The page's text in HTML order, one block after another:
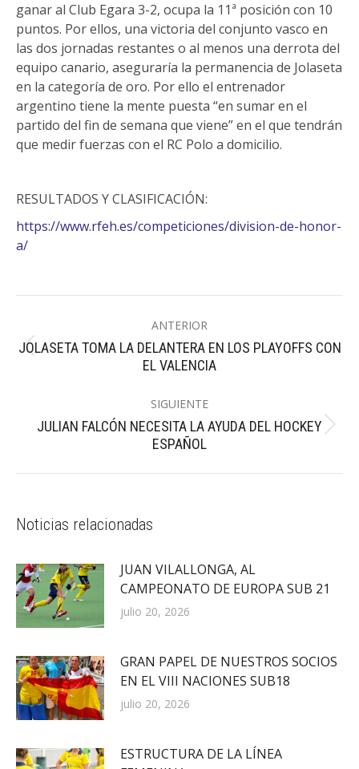
ganar al Club Egara 3-2, ocupa la 11ª posición con 10
puntos. Por ellos, una victoria del conjunto vasco en
las dos jornadas restantes o al menos una derrota del
equipo canario, aseguraría la permanencia de Jolaseta
en la categoría de oro. Por ello el entrenador
argentino tiene la mente puesta “en sumar en el
partido del fin de semana que viene” en el que tendrán
que medir fuerzas con el RC Polo a domicilio.
RESULTADOS Y CLASIFICACIÓN:
https://www.rfeh.es/competiciones/division-de-honor-
a/
entre
publicaciones
ANTERIOR
Publicación
anterior:
JOLASETA TOMA LA DELANTERA EN LOS PLAYOFFS CON
EL VALENCIA
SIGUIENTE
Publicación
siguiente:
JULIAN FALCÓN NECESITA LA AYUDA DEL HOCKEY
ESPAÑOL
Noticias relacionadas
JUAN VILALLONGA, AL
CAMPEONATO DE EUROPA SUB 21
julio 20, 2026
GRAN PAPEL DE NUESTROS SOCIOS
EN EL VIII NACIONES SUB18
julio 20, 2026
ESTRUCTURA DE LA LÍNEA